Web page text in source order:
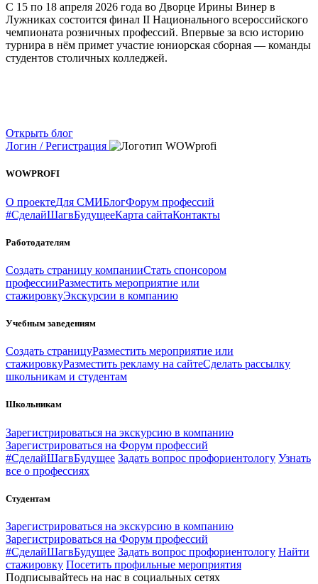
С 15 по 18 апреля 2026 года во Дворце Ирины Винер в
Лужниках состоится финал II Национального всероссийского
чемпионата розничных профессий. Впервые за всю историю
турнира в нём примет участие юниорская сборная — команды
студентов столичных колледжей.
Открыть блог
Логин / Регистрация
WOWPROFI
О проектеДля СМИБлогФорум профессий
#СделайШагвБудущееКарта сайтаКонтакты
Работодателям
Создать страницу компанииСтать спонсором
профессииРазместить мероприятие или
стажировкуЭкскурсии в компанию
Учебным заведениям
Создать страницуРазместить мероприятие или
стажировкуРазместить рекламу на сайтеСделать рассылку
школьникам и студентам
Школьникам
Зарегистрироваться на экскурсию в компанию
Зарегистрироваться на Форум профессий
#СделайШагвБудущее Задать вопрос профориентологу Узнать
все о профессиях
Студентам
Зарегистрироваться на экскурсию в компанию
Зарегистрироваться на Форум профессий
#СделайШагвБудущее Задать вопрос профориентологу Найти
стажировку Посетить профильные мероприятия
Подписывайтесь на нас в социальных сетях